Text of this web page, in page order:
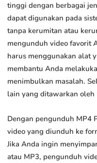
tinggi dengan berbagai
dapat digunakan pada
tanpa kerumitan atau
mengunduh video favorit
harus menggunakan alat
membantu Anda
menimbulkan masalah.
lain yang ditawarkan oleh
Dengan pengunduh MP4
video yang diunduh ke
Jika Anda ingin
atau MP3, pengunduh